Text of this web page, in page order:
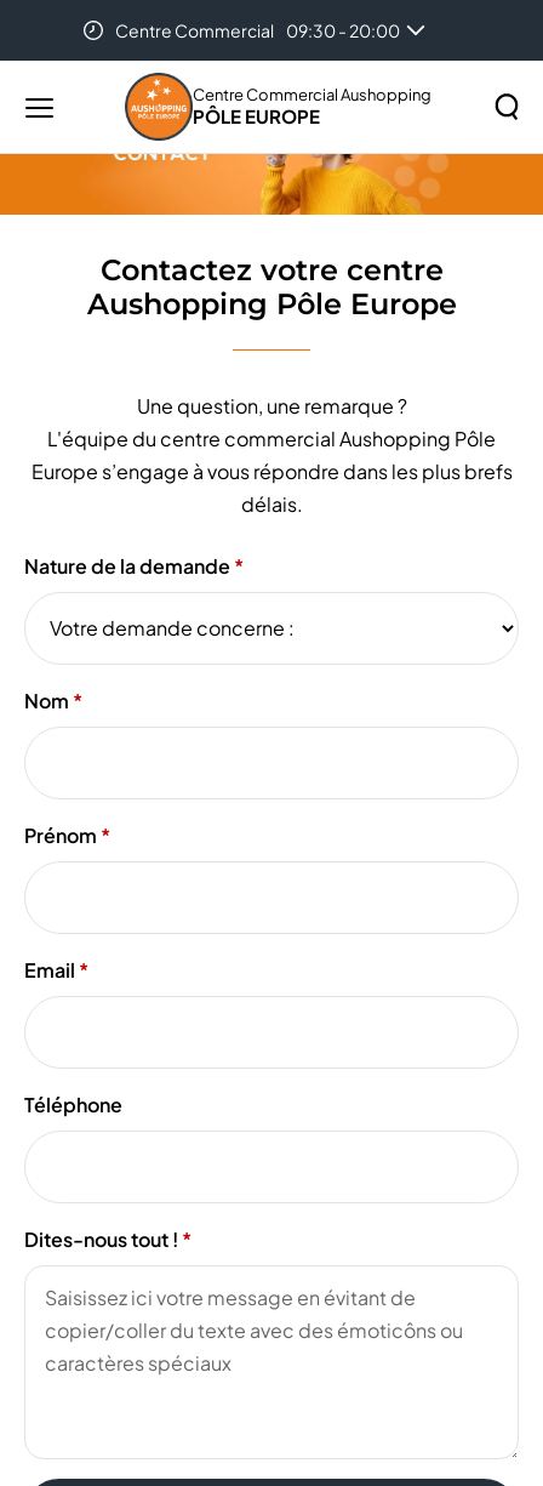
Centre Commercial 09:30 - 20:00
Menu
principal
Centre Commercial Aushopping
PÔLE EUROPE
Rechercher
la
Contactez votre centre Aushopping Pôle Europe
Contactez votre centre
Aushopping Pôle Europe
Une question, une remarque ?
L'équipe du centre commercial Aushopping Pôle
Europe s’engage à vous répondre dans les plus brefs
délais.
Nature de la demande
Nom
Prénom
Email
Téléphone
Dites-nous tout !